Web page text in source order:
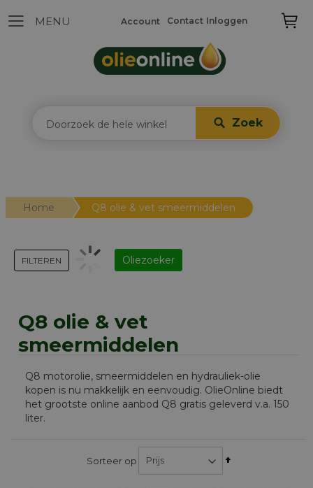
Zoek
Contact Inloggen
Account
Home Q8 olie & vet smeermiddelen
Q8 olie & vet
smeermiddelen
Q8 motorolie, smeermiddelen en hydrauliek-olie
kopen is nu makkelijk en eenvoudig. OlieOnline biedt
het grootste online aanbod Q8 gratis geleverd v.a. 150
liter.
Sorteer op
Van
FILTEREN Oliezoeker